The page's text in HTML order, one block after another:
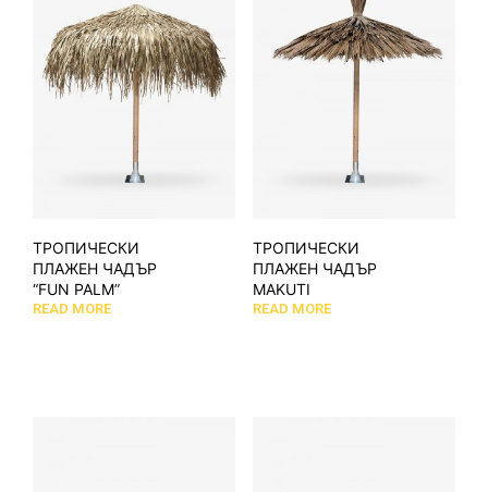
ТРОПИЧЕСКИ
ПЛАЖЕН ЧАДЪР
“FUN PALM”
READ MORE
ТРОПИЧЕСКИ
ПЛАЖЕН ЧАДЪР
MAKUTI
READ MORE